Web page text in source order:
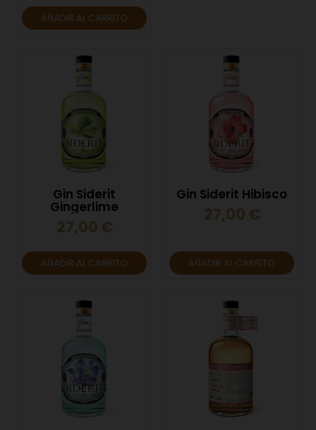
AÑADIR AL CARRITO
Gin Siderit
Gingerlime
27,00 €
AÑADIR AL CARRITO
Gin Siderit Hibisco
27,00 €
AÑADIR AL CARRITO